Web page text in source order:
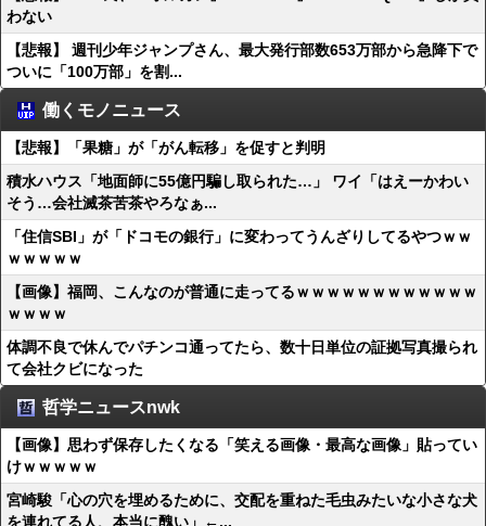
わない
【悲報】 週刊少年ジャンプさん、最大発行部数653万部から急降下で
ついに「100万部」を割...
働くモノニュース
【悲報】「果糖」が「がん転移」を促すと判明
積水ハウス「地面師に55億円騙し取られた…」 ワイ「はえーかわい
そう…会社滅茶苦茶やろなぁ...
「住信SBI」が「ドコモの銀行」に変わってうんざりしてるやつｗｗ
ｗｗｗｗｗ
【画像】福岡、こんなのが普通に走ってるｗｗｗｗｗｗｗｗｗｗｗｗ
ｗｗｗｗ
体調不良で休んでパチンコ通ってたら、数十日単位の証拠写真撮られ
て会社クビになった
哲学ニュースnwk
【画像】思わず保存したくなる「笑える画像・最高な画像」貼ってい
けｗｗｗｗｗ
宮崎駿「心の穴を埋めるために、交配を重ねた毛虫みたいな小さな犬
を連れてる人、本当に醜い」←...